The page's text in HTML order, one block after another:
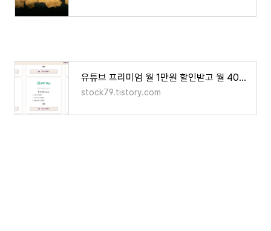
유튜브 프리미엄 월 1만원 할인받고 월 4000원에 이용하는 방법
stock79.tistory.com